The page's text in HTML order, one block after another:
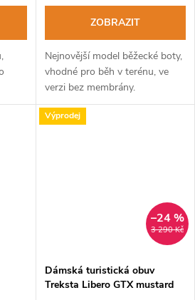
ZOBRAZIT
Nejnovější model běžecké boty,
vhodné pro běh v terénu, ve
verzi bez membrány.
Výprodej
3 290 Kč
–24 %
Dámská turistická obuv
Treksta Libero GTX mustard